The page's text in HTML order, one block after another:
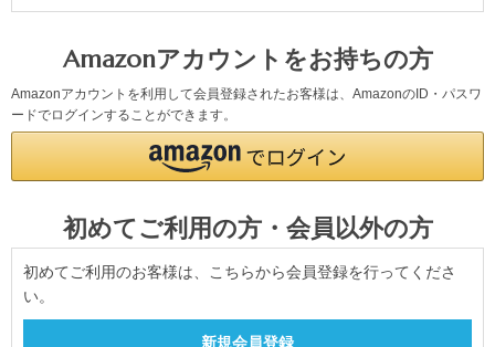
Amazonアカウントをお持ちの方
Amazonアカウントを利用して会員登録されたお客様は、AmazonのID・パスワ
ードでログインすることができます。
初めてご利用の方・会員以外の方
初めてご利用のお客様は、こちらから会員登録を行ってくださ
い。